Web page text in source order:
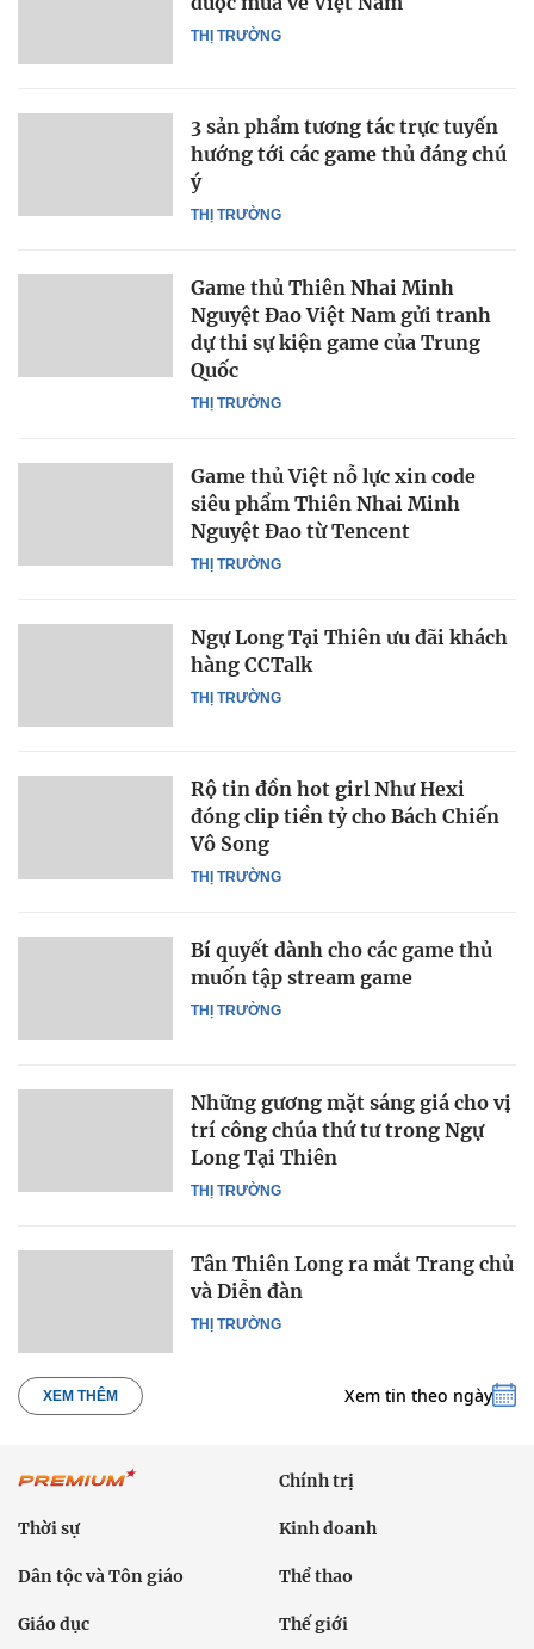
THỊ TRƯỜNG
THỊ TRƯỜNG
3 sản phẩm tương tác trực tuyến
hướng tới các game thủ đáng chú
ý
THỊ TRƯỜNG
Game thủ Thiên Nhai Minh
Nguyệt Đao Việt Nam gửi tranh
dự thi sự kiện game của Trung
Quốc
THỊ TRƯỜNG
Game thủ Việt nỗ lực xin code
siêu phẩm Thiên Nhai Minh
Nguyệt Đao từ Tencent
THỊ TRƯỜNG
Ngự Long Tại Thiên ưu đãi khách
hàng CCTalk
THỊ TRƯỜNG
Rộ tin đồn hot girl Như Hexi
đóng clip tiền tỷ cho Bách Chiến
Vô Song
THỊ TRƯỜNG
Bí quyết dành cho các game thủ
muốn tập stream game
THỊ TRƯỜNG
Những gương mặt sáng giá cho vị
trí công chúa thứ tư trong Ngự
Long Tại Thiên
THỊ TRƯỜNG
Tân Thiên Long ra mắt Trang chủ
và Diễn đàn
XEM THÊM Xem tin theo ngày
Chính trị
Thời sự Kinh doanh
Dân tộc và Tôn giáo Thể thao
Giáo dục Thế giới